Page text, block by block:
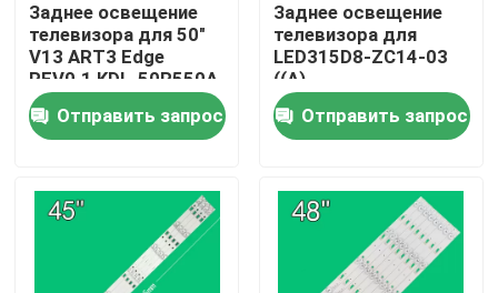
Дом
Продукты
Видео
Заднее освещение
телевизора для 50"
V13 ART3 Edge
REV0.1 KDL-50R550A
6922L-0083A
6916L1291A
Отправить запрос
Заднее освещение
телевизора для
LED315D8-ZC14-03
((A)
315D3503V1W4C1BX2-
55917M
30331509207
Отправить запрос